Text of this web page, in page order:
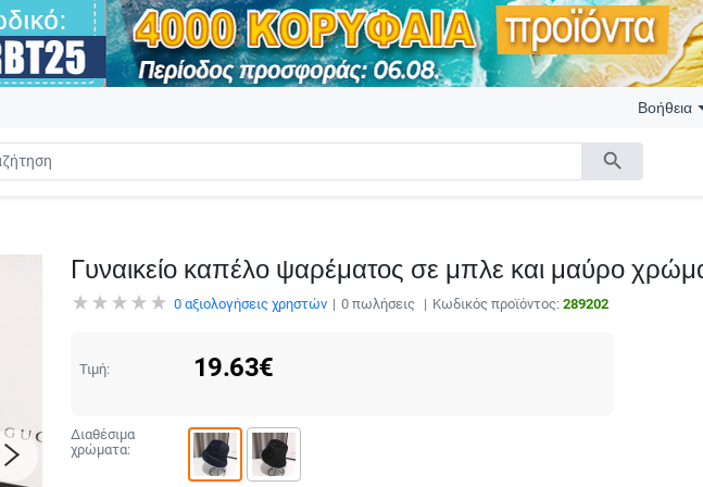
search
Βοήθεια
Γυναικείο καπέλο ψαρέματος σε μπλε και μαύρο
0αξιολογήσεις χρηστών 0πωλήσεις Κωδικός προϊόντος: 289202
Τιμή: 19.63€
Διαθέσιμα
χρώματα: